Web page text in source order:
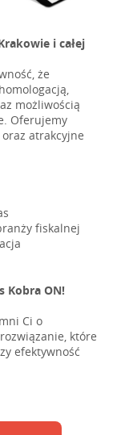
i całej
że
możliwością
Oferujemy
atrakcyjne
fiskalnej
Kobra ON!
Ci o
które
efektywność